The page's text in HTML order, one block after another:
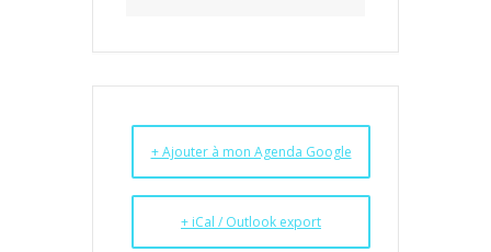
+ Ajouter à mon Agenda Google
+ iCal / Outlook export